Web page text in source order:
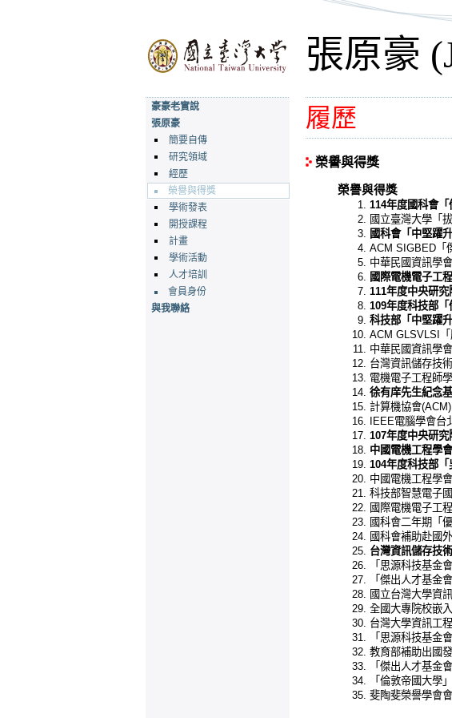
張原豪
豪豪老實說
張原豪
簡要自傳
研究領域
經歷
榮譽與得獎
學術發表
開授課程
計畫
學術活動
人才培訓
會員身份
與我聯絡
履歷
榮譽與得獎
榮譽與得獎
114年度國科會
國立臺灣大學「
國科會「中堅躍
ACM SIGBED「
中華民國資訊學
國際電機電子工
111年度中央研
109年度科技部
科技部「中堅躍
ACM GLSVLSI
中華民國資訊學
台灣資訊儲存技
電機電子工程師
徐有庠先生紀念
計算機協會
IEEE電腦學會
107年度中央研
中國電機工程學
104年度科技部
中國電機工程學
科技部智慧電子
國際電機電子工
國科會二年期「
國科會補助赴國
台灣資訊儲存技
「思源科技基金
「傑出人才基金
國立台灣大學資
全國大專院校嵌
台灣大學資訊工
「思源科技基金
教育部補助出國
「傑出人才基金
「倫敦帝國大學
斐陶斐榮譽學會